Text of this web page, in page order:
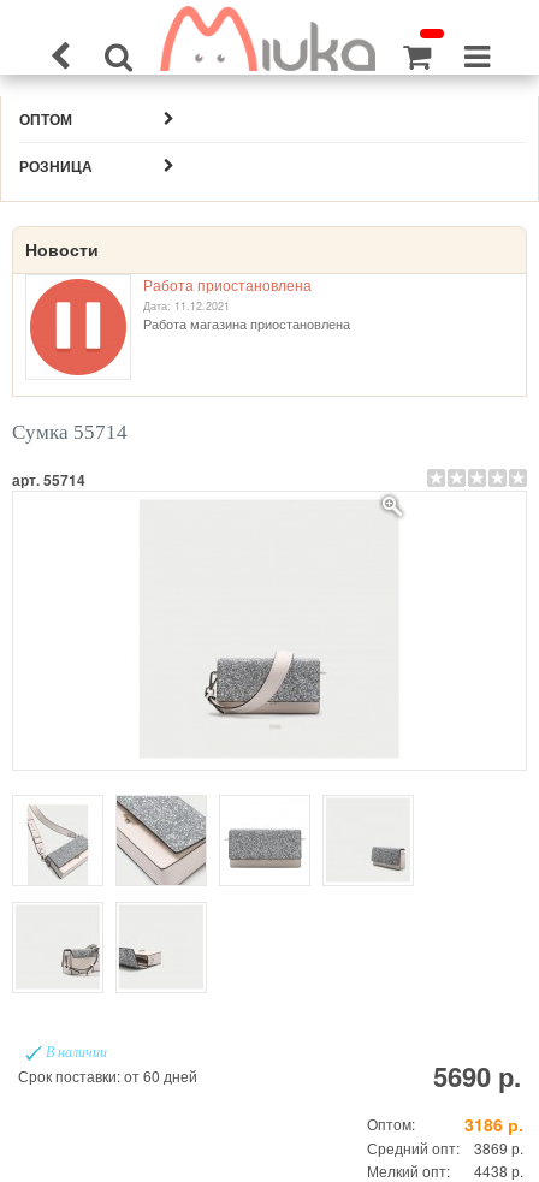
ОПТОМ
РОЗНИЦА
Новости
Работа приостановлена
Дата: 11.12.2021
Работа магазина приостановлена
Сумка 55714
арт. 55714
В наличии
Срок поставки: от 60 дней 5690 р.
Оптом: 3186 р.
Средний опт:
3869 р.
Мелкий опт:
4438 р.